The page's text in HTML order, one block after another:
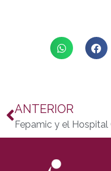
ANTERIOR